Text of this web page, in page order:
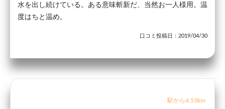
水を出し続けている。ある意味斬新だ、当然お一人様用。温
度はちと温め。
口コミ投稿日：2019/04/30
駅から4.53km